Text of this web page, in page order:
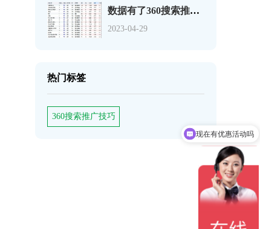
数据有了360搜索推广关键词如何分析
2023-04-29
热门标签
360搜索推广技巧
可以介绍下你们的产品么
现在有优惠活动吗